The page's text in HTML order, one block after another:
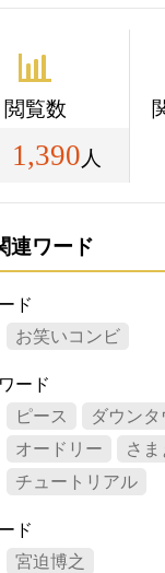
閲覧数
1,390 人
連ワード
ド
お笑いコンビ
ード
ピース
ダウンタ
オードリー
さ
チュートリアル
ド
宮迫博之